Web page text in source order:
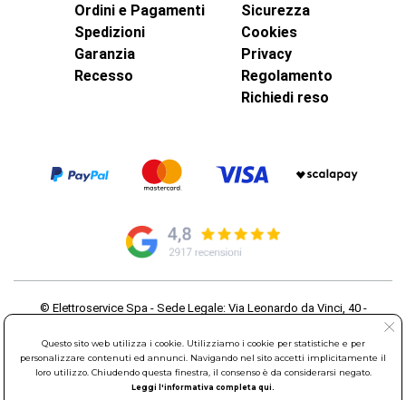
Ordini e Pagamenti
Spedizioni
Garanzia
Recesso
Sicurezza
Cookies
Privacy
Regolamento
Richiedi reso
© Elettroservice Spa - Sede Legale: Via Leonardo da Vinci, 40 -
Partita Iva: 01586761007 - Codice Fiscale: 06634500588 Capitale
Sociale 1.600.000,00 Euro i.v. Iscritto al Registro delle Imprese di
Roma REA: RM-535144
Sede Operativa: Via Leonardo da Vinci, 40 - 00015 Monterotondo
Questo sito web utilizza i cookie. Utilizziamo i cookie per statistiche e per
personalizzare contenuti ed annunci. Navigando nel sito accetti implicitamente il
loro utilizzo. Chiudendo questa finestra, il consenso è da considerarsi negato.
Leggi l'informativa completa qui.